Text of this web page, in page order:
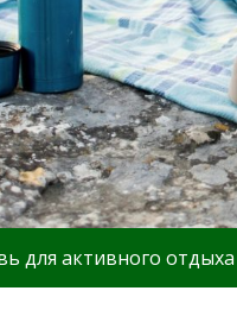
для активного отдыха